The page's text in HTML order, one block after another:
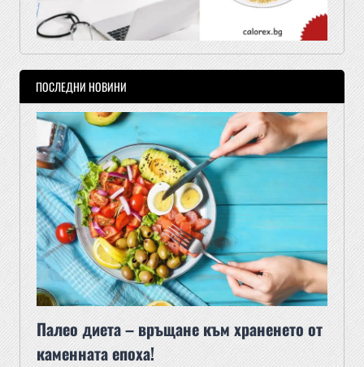
ПОСЛЕДНИ НОВИНИ
Палео диета – връщане към храненето от
каменната епоха!